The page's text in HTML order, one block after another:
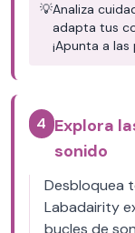
💡Analiza
adapta tus
¡Apunta a
4 Explora
sonido
Desbloquea
Labadairity
bucles de